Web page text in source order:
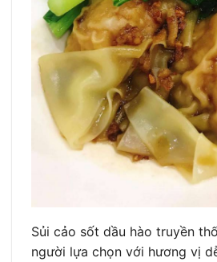
Sủi cảo sốt dầu hào truyền
người lựa chọn với hương vị